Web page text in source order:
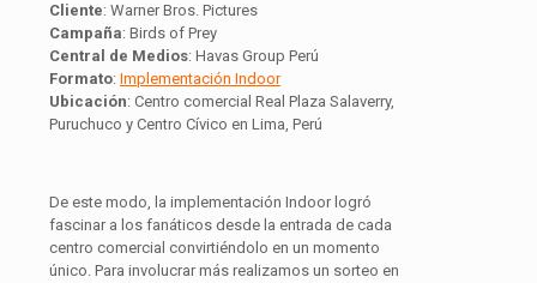
Cliente: Warner Bros. Pictures
Campaña: Birds of Prey
Central de Medios: Havas Group Perú
Formato: Implementación Indoor
Ubicación: Centro comercial Real Plaza Salaverry,
Puruchuco y Centro Cívico en Lima, Perú
De este modo, la implementación Indoor logró
fascinar a los fanáticos desde la entrada de cada
centro comercial convirtiéndolo en un momento
único. Para involucrar más realizamos un sorteo en